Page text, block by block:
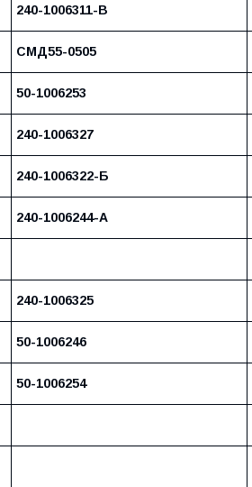
240-1006311-В
СМД55-0505
50-1006253
240-1006327
240-1006322-Б
240-1006244-А
240-1006325
50-1006246
50-1006254